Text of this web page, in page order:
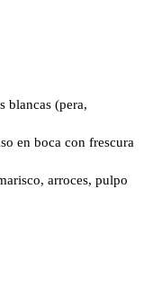
blancas (pera,
en boca con frescura
arroces, pulpo